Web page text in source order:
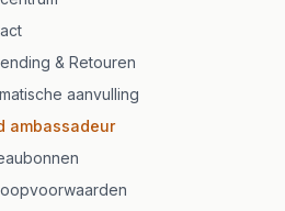
& Retouren
aanvulling
ambassadeur